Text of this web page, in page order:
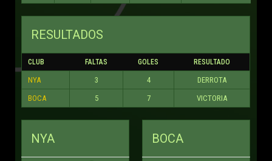
RESULTADOS
CLUB FALTAS GOLES RESULTADO
NYA 3 4
DERROTA
BOCA
5 7 VICTORIA
NYA BOCA